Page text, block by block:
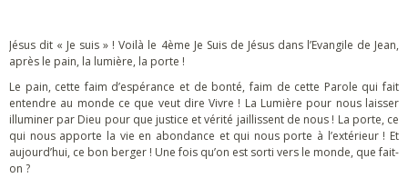
Jésus dit « Je suis » ! Voilà le 4ème Je Suis de Jésus dans l’Evangile de Jean,
après le pain, la lumière, la porte !
Le pain, cette faim d’espérance et de bonté, faim de cette Parole qui fait
entendre au monde ce que veut dire Vivre ! La Lumière pour nous laisser
illuminer par Dieu pour que justice et vérité jaillissent de nous ! La porte, ce
qui nous apporte la vie en abondance et qui nous porte à l’extérieur ! Et
aujourd’hui, ce bon berger ! Une fois qu’on est sorti vers le monde, que fait-
on ?